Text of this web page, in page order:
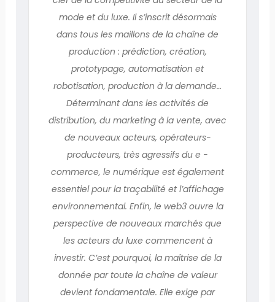
mode et du luxe. Il s’inscrit désormais
dans tous les maillons de la chaîne de
production : prédiction, création,
prototypage, automatisation et
robotisation, production à la demande…
Déterminant dans les activités de
distribution, du marketing à la vente, avec
de nouveaux acteurs, opérateurs-
producteurs, très agressifs du e -
commerce, le numérique est également
essentiel pour la traçabilité et l’affichage
environnemental. Enfin, le web3 ouvre la
perspective de nouveaux marchés que
les acteurs du luxe commencent à
investir. C’est pourquoi, la maîtrise de la
donnée par toute la chaîne de valeur
devient fondamentale. Elle exige par